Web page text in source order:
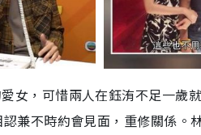
女，可惜兩人在鈺洧不足一歲
兼不時約會見面，重修關係。